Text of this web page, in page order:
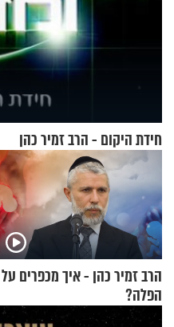
חידת היקום - הרב זמיר כהן
הרב זמיר כהן - איך מכפרים על
הפלה?